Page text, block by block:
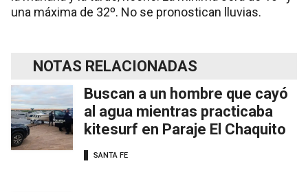
una máxima de 32º. No se pronostican lluvias.
NOTAS RELACIONADAS
Buscan a un hombre que cayó
al agua mientras practicaba
kitesurf en Paraje El Chaquito
SANTA FE